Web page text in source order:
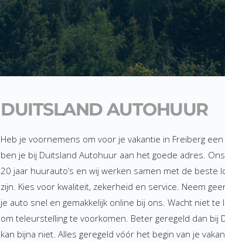
DUITSLAND AUTOHUUR
Heb je voornemens om voor je vakantie in Freiberg
ben je bij Duitsland Autohuur aan het goede adres.
20 jaar huurauto’s en wij werken samen met de beste
zijn. Kies voor kwaliteit, zekerheid en service. Neem
je auto snel en gemakkelijk online bij ons. Wacht niet te
om teleurstelling te voorkomen. Beter geregeld dan bij
kan bijna niet. Alles geregeld vóór het begin van je